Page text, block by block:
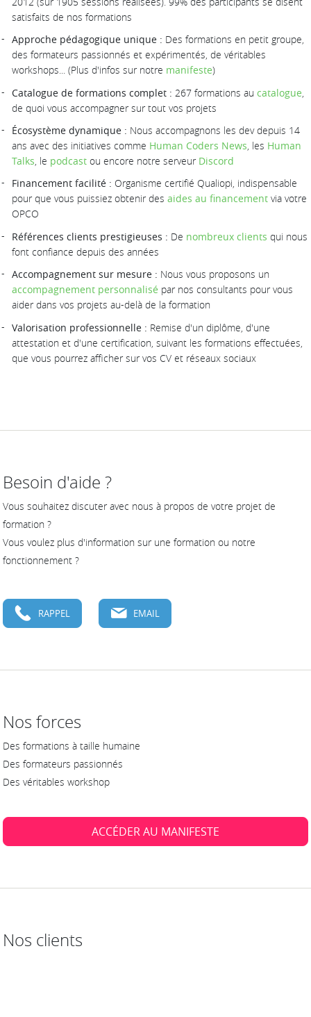
satisfaits de nos formations
Approche pédagogique unique : Des formations en petit groupe,
des formateurs passionnés et expérimentés, de véritables
workshops... (Plus d'infos sur notre manifeste)
Catalogue de formations complet : 267 formations au catalogue
de quoi vous accompagner sur tout vos projets
Écosystème dynamique : Nous accompagnons les dev depuis 14
ans avec des initiatives comme Human Coders News, les Human
Talks, le podcast ou encore notre serveur Discord
Financement facilité : Organisme certifié Qualiopi, indispensable
pour que vous puissiez obtenir des aides au financement via votre
OPCO
Références clients prestigieuses : De nombreux clients qui nous
font confiance depuis des années
Accompagnement sur mesure : Nous vous proposons un
accompagnement personnalisé par nos consultants pour vous
aider dans vos projets au-delà de la formation
Valorisation professionnelle : Remise d'un diplôme, d'une
attestation et d'une certification, suivant les formations effectuées,
que vous pourrez afficher sur vos CV et réseaux sociaux
Besoin d'aide ?
Vous souhaitez discuter avec nous à propos de votre projet de
formation ?
Vous voulez plus d'information sur une formation ou notre
fonctionnement ?
RAPPEL EMAIL
Nos forces
Des formations à taille humaine
Des formateurs passionnés
Des véritables workshop
ACCÉDER AU MANIFESTE
Nos clients